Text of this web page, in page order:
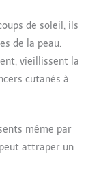
de soleil, ils
de la peau.
vieillissent la
cutanés à
même par
attraper un